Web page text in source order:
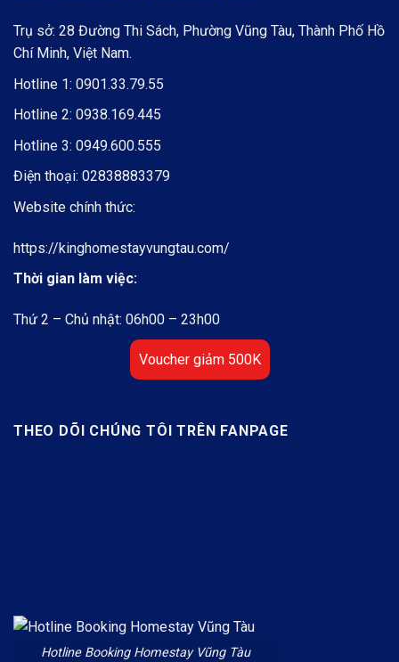
Trụ sở: 28 Đường Thi Sách, Phường Vũng Tàu, Thành Phố Hồ
Chí Minh, Việt Nam.
Hotline 1: 0901.33.79.55
Hotline 2: 0938.169.445
Hotline 3: 0949.600.555
Điện thoại: 02838883379
Website chính thức:
https://kinghomestayvungtau.com/
Thời gian làm việc:
Thứ 2 – Chủ nhật: 06h00 – 23h00
Voucher giảm 500K
THEO DÕI CHÚNG TÔI TRÊN FANPAGE
Hotline Booking Homestay Vũng Tàu